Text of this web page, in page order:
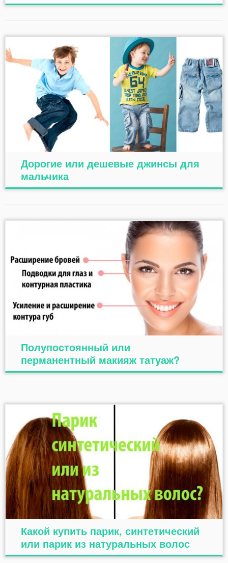
Дорогие или дешевые джинсы для
мальчика
Полупостоянный или
перманентный макияж татуаж?
Какой купить парик, синтетический
или парик из натуральных волос